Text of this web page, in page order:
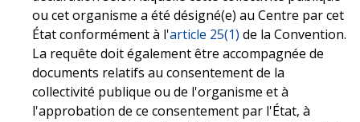
ou cet organisme a été désigné(e) au Centre par cet
État conformément à l'article 25(1) de la Convention.
La requête doit également être accompagnée de
documents relatifs au consentement de la
collectivité publique ou de l'organisme et à
l'approbation de ce consentement par l'État, à